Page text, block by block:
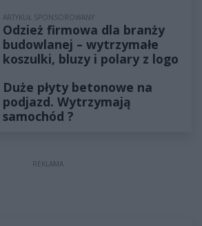
ARTYKUŁ SPONSOROWANY
Odzież firmowa dla branży
budowlanej – wytrzymałe
koszulki, bluzy i polary z logo
Duże płyty betonowe na
podjazd. Wytrzymają
samochód ?
REKLAMA